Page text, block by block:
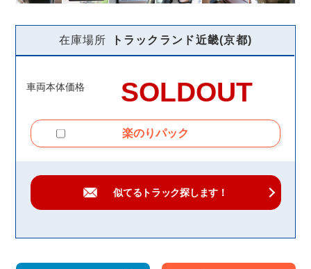
在庫場所 トラックランド近畿(京都)
車両本体価格 SOLDOUT
楽のりパック
似てるトラック探します！